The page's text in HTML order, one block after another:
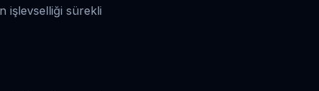
işlevselliği sürekli